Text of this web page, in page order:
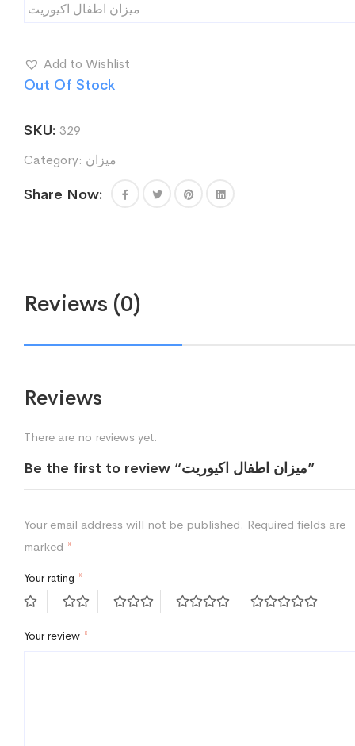
ميزان اطفال اكيوريت
Add to Wishlist
Out Of Stock
SKU: 329
Category: ميزان
Share Now:
Reviews (0)
Reviews
There are no reviews yet.
Be the first to review “ميزان اطفال اكيوريت”
Your email address will not be published. Required fields are
marked *
Your rating *
Your review *